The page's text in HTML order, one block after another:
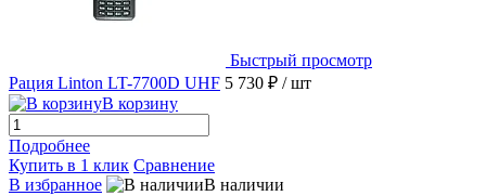
Быстрый просмотр
Рация Linton LT-7700D UHF 5 730 ₽ / шт
В корзину
Подробнее
Купить в 1 клик Сравнение
В избранное
В наличии